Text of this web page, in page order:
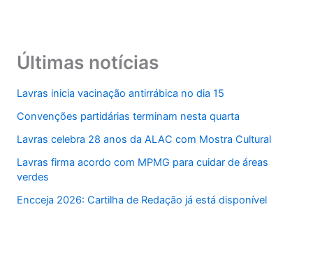
Últimas notícias
Lavras inicia vacinação antirrábica no dia 15
Convenções partidárias terminam nesta quarta
Lavras celebra 28 anos da ALAC com Mostra Cultural
Lavras firma acordo com MPMG para cuidar de áreas
verdes
Encceja 2026: Cartilha de Redação já está disponível